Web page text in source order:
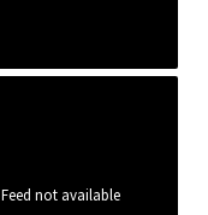
Feed not available